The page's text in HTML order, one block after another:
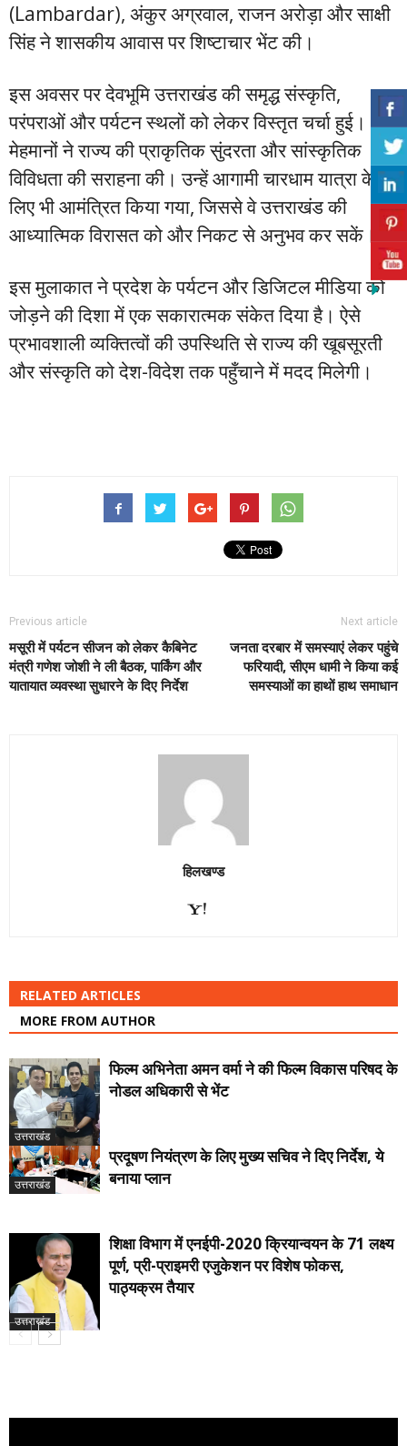
(Lambardar), अंकुर अग्रवाल, राजन अरोड़ा और साक्षी
सिंह ने शासकीय आवास पर शिष्टाचार भेंट की।
इस अवसर पर देवभूमि उत्तराखंड की समृद्ध संस्कृति,
परंपराओं और पर्यटन स्थलों को लेकर विस्तृत चर्चा हुई।
मेहमानों ने राज्य की प्राकृतिक सुंदरता और सांस्कृतिक
विविधता की सराहना की। उन्हें आगामी चारधाम यात्रा के
लिए भी आमंत्रित किया गया, जिससे वे उत्तराखंड की
आध्यात्मिक विरासत को और निकट से अनुभव कर सकें।
इस मुलाकात ने प्रदेश के पर्यटन और डिजिटल मीडिया को
जोड़ने की दिशा में एक सकारात्मक संकेत दिया है। ऐसे
प्रभावशाली व्यक्तित्वों की उपस्थिति से राज्य की खूबसूरती
और संस्कृति को देश-विदेश तक पहुँचाने में मदद मिलेगी।
Previous article
मसूरी में पर्यटन सीजन को लेकर कैबिनेट
मंत्री गणेश जोशी ने ली बैठक, पार्किंग और
यातायात व्यवस्था सुधारने के दिए निर्देश
Next article
जनता दरबार में समस्याएं लेकर पहुंचे
फरियादी, सीएम धामी ने किया कई
समस्याओं का हाथों हाथ समाधान
हिलखण्ड
RELATED ARTICLES
MORE FROM AUTHOR
उत्तराखंड
फिल्म अभिनेता अमन वर्मा ने की फिल्म विकास परिषद के
नोडल अधिकारी से भेंट
उत्तराखंड
प्रदूषण नियंत्रण के लिए मुख्य सचिव ने दिए निर्देश, ये
बनाया प्लान
उत्तराखंड
शिक्षा विभाग में एनईपी-2020 क्रियान्वयन के 71 लक्ष्य
पूर्ण, प्री-प्राइमरी एजुकेशन पर विशेष फोकस,
पाठ्यक्रम तैयार